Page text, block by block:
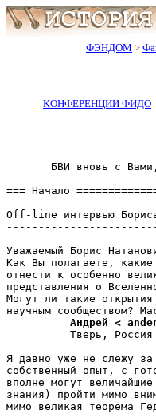
ФЭНДОМ >
КОНФЕРЕНЦИИ ФИДО
БВИ вновь с
=== Начало
Off-line интервью
Уважаемый Борис
Как Вы полагаете,
отнести к особенно
пpедставления о
Могут ли такие
Андрей <
Тверь,
Я давно уже не слежу
собственный опыт, с
вполне могут
знания) пройти мимо
мимо великая теорема